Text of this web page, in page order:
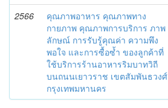
2566
คุณภาพอาหาร คุณภาพทาง
กายภาพ คุณภาพการบริการ ภาพ
ลักษณ์ การรับรู้คุณค่า ความพึง
พอใจ และการซื้อซ้ำ ของลูกค้าที่
ใช้บริการร้านอาหารริมบาทวิถี
บนถนนเยาวราช เขตสัมพันธวงศ์
กรุงเทพมหานคร